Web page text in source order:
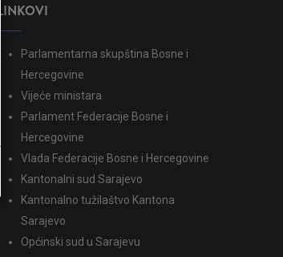
LINKOVI
Parlamentarna skupština Bosne i
Hercegovine
Vijeće ministara
Parlament Federacije Bosne i
Hercegovine
Vlada Federacije Bosne i Hercegovine
Kantonalni sud Sarajevo
Kantonalno tužilaštvo Kantona
Sarajevo
Općinski sud u Sarajevu